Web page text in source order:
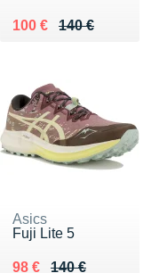
140 €
Au lieu de 140 €
100 €
Vendu 100 €
Asics
Fuji Lite 5
140 €
Au lieu de 140 €
98 €
Vendu 98 €